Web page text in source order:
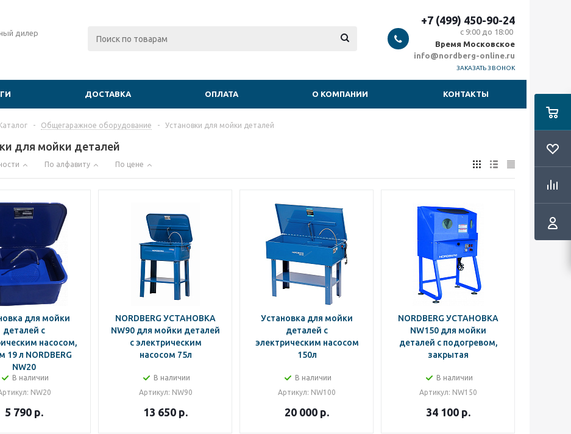
дилер
+7 (499) 450-90-24
с 9:00 до 18:00
Время Московское
info@nordberg-online.ru
ЗАКАЗАТЬ ЗВОНОК
ДОСТАВКА ОПЛАТА О КОМПАНИИ КОНТАКТЫ
- Общегаражное оборудование - Установки для мойки деталей
для мойки деталей
По алфавиту По цене
для мойки
деталей с
насосом,
19 л NORDBERG
NW20
В наличии
: NW20
5 790 р.
NORDBERG УСТАНОВКА
NW90 для мойки деталей
с электрическим
насосом 75л
В наличии
Артикул: NW90
13 650 р.
Установка для мойки
деталей с
электрическим насосом
150л
В наличии
Артикул: NW100
20 000 р.
NORDBERG УСТАНОВКА
NW150 для мойки
деталей с подогревом,
закрытая
В наличии
Артикул: NW150
34 100 р.